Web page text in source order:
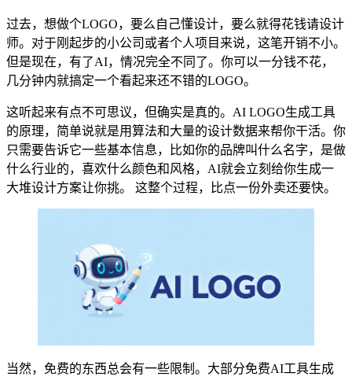
过去，想做个LOGO，要么自己懂设计，要么就得花钱请设计
师。对于刚起步的小公司或者个人项目来说，这笔开销不小。
但是现在，有了AI，情况完全不同了。你可以一分钱不花，
几分钟内就搞定一个看起来还不错的LOGO。
这听起来有点不可思议，但确实是真的。AI LOGO生成工具
的原理，简单说就是用算法和大量的设计数据来帮你干活。你
只需要告诉它一些基本信息，比如你的品牌叫什么名字，是做
什么行业的，喜欢什么颜色和风格，AI就会立刻给你生成一
大堆设计方案让你挑。 这整个过程，比点一份外卖还要快。
当然，免费的东西总会有一些限制。大部分免费AI工具生成